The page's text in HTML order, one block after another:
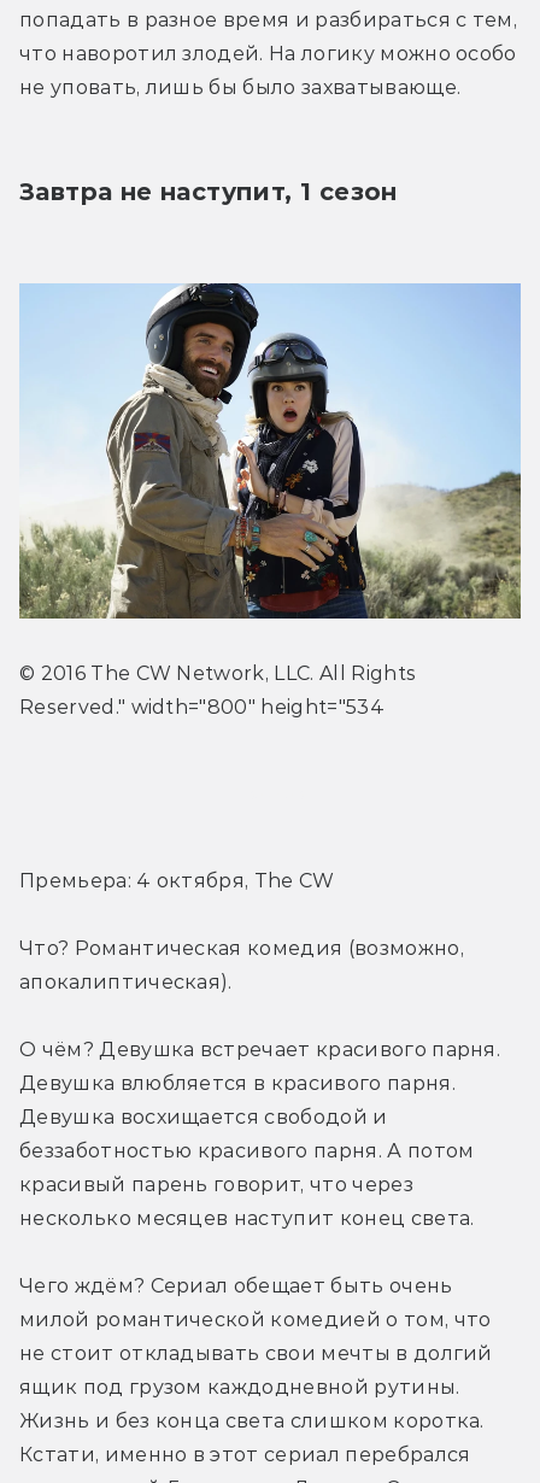
попадать в разное время и разбираться с тем,
что наворотил злодей. На логику можно особо
не уповать, лишь бы было захватывающе.
Завтра не наступит, 1 сезон
© 2016 The CW Network, LLC. All Rights
Reserved." width="800" height="534
Премьера: 4 октября, The CW
Что? Романтическая комедия (возможно,
апокалиптическая).
О чём? Девушка встречает красивого парня.
Девушка влюбляется в красивого парня.
Девушка восхищается свободой и
беззаботностью красивого парня. А потом
красивый парень говорит, что через
несколько месяцев наступит конец света.
Чего ждём? Сериал обещает быть очень
милой романтической комедией о том, что
не стоит откладывать свои мечты в долгий
ящик под грузом каждодневной рутины.
Жизнь и без конца света слишком коротка.
Кстати, именно в этот сериал перебрался